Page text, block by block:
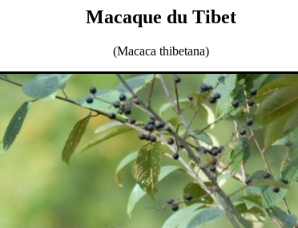
Macaque du Tibet
(Macaca thibetana)